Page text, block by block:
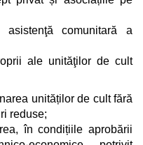
asistenţă comunitară a
ale unităţilor de cult
unităților de cult fără
reduse;
în condițiile aprobării